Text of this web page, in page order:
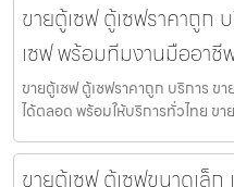
ขายตู้เซฟ ตู้เซฟราคาถูก
เซฟ พร้อมทีมงานมืออาชี
ขายตู้เซฟ ตู้เซฟราคาถูก บริการ
ได้ตลอด พร้อมให้บริการทั่วไทย ขา
ขายตู้เซฟ ตู้เซฟขนาดเล็